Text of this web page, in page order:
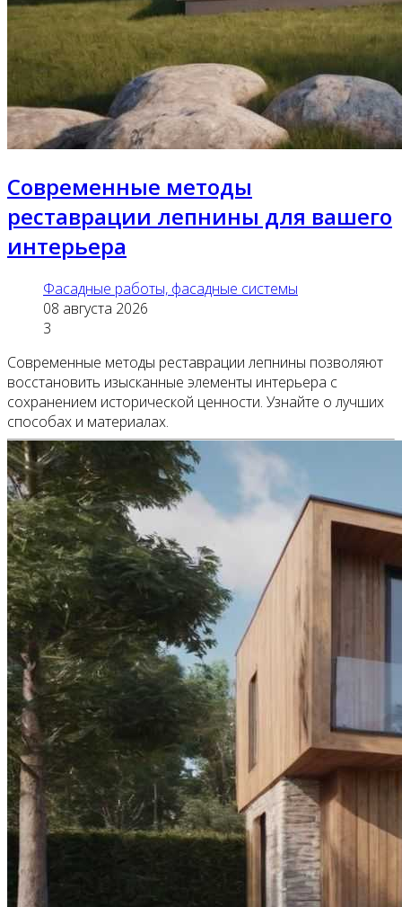
Современные методы
реставрации лепнины для вашего
интерьера
Фасадные работы, фасадные системы
08 августа 2026
3
Современные методы реставрации лепнины позволяют
восстановить изысканные элементы интерьера с
сохранением исторической ценности. Узнайте о лучших
способах и материалах.